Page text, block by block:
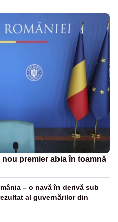
premier abia în toamnă
– o navă în derivă sub
al guvernărilor din